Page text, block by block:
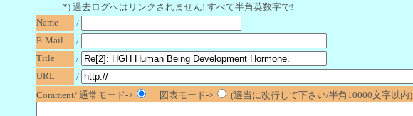
*) 過去ログへはリンクされません! すべて半角英数字で!
Name
/
E-Mail
/
Title
/
URL
/
Comment/ 通常モード->
図表モード-> (適当に改行して下さい/半角10000文字以内)